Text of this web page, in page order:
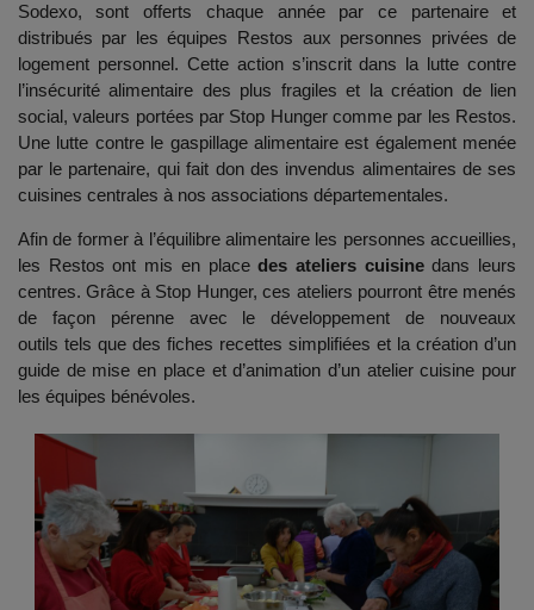
Sodexo, sont offerts chaque année par ce partenaire et
distribués par les équipes Restos aux personnes privées de
logement personnel. Cette action s’inscrit dans la lutte contre
l’insécurité alimentaire des plus fragiles et la création de lien
social, valeurs portées par Stop Hunger comme par les Restos.
Une lutte contre le gaspillage alimentaire est également menée
par le partenaire, qui fait don des invendus alimentaires de ses
cuisines centrales à nos associations départementales.
Afin de former à l’équilibre alimentaire les personnes accueillies,
les Restos ont mis en placedes ateliers cuisinedans leurs
centres. Grâce à Stop Hunger, ces ateliers pourront être menés
de façon pérenne avec le développement de nouveaux
outils tels que des fiches recettes simplifiées et la création d’un
guide de mise en place et d’animation d’un atelier cuisine pour
les équipes bénévoles.